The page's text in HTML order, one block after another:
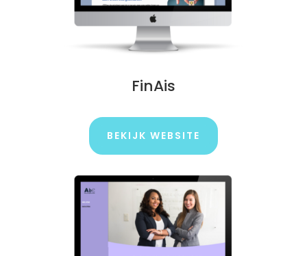
FinAis
BEKIJK WEBSITE